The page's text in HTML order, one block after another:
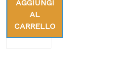
AGGIUNGI
AL
CARRELLO